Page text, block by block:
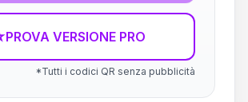
PROVA VERSIONE PRO
*Tutti i codici QR senza pubblicità